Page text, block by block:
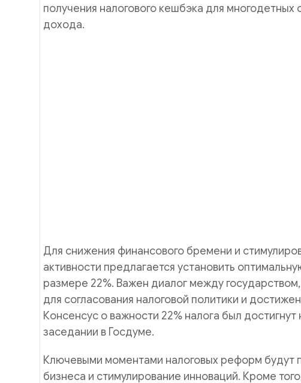
получения налогового кешбэка для многодетных
дохода.
Для снижения финансового бремени и
активности предлагается установить
размере 22%. Важен диалог между
для согласования налоговой политики и
Консенсус о важности 22% налога был
заседании в Госдуме.
Ключевыми моментами налоговых реформ будут
бизнеса и стимулирование инноваций. Кроме